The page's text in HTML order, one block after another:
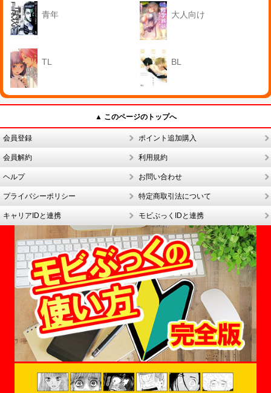
青年 大人向け
TL BL
▲ このページのトップへ
会員登録 ポイント追加購入
会員解約 利用規約
ヘルプ お問い合わせ
プライバシーポリシー 特定商取引法について
キャリアIDと連携 モビぶっくIDと連携